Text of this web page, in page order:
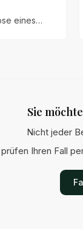
eines
wertete
als
Sie
Nicht jeder
Ihren Fall